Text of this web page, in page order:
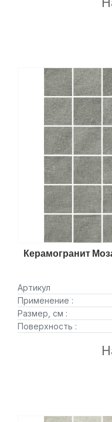
Керамогранит
Артикул
Применение :
Размер, см :
Поверхность :